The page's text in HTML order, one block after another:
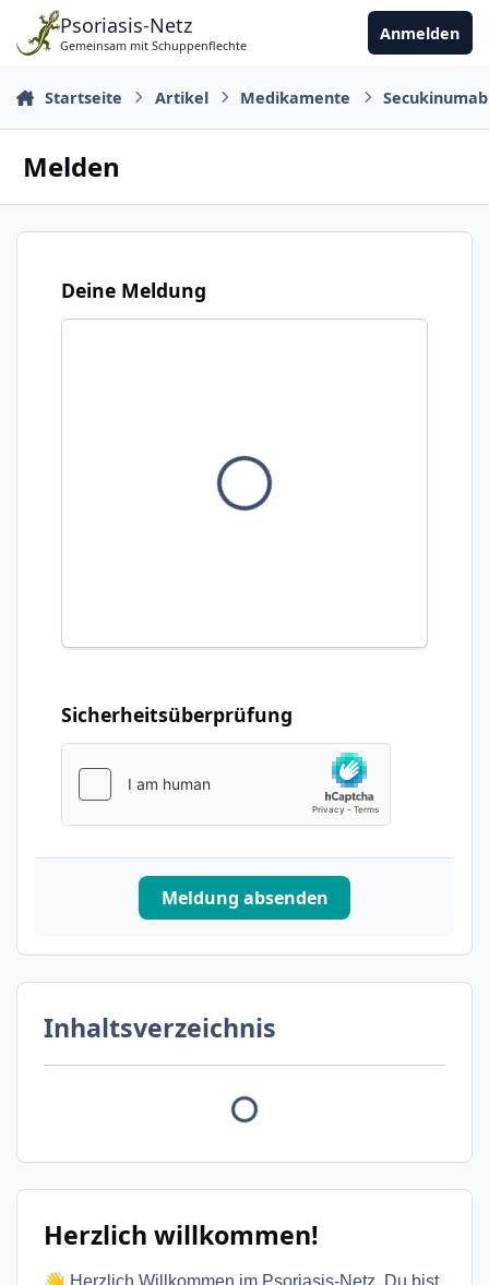
Zu Inhalt springen
Psoriasis-Netz
Gemeinsam mit Schuppenflechte
Anmelden
Startseite Artikel Medikamente
Melden
Deine Meldung
Sicherheitsüberprüfung
Meldung absenden
Inhaltsverzeichnis
Herzlich willkommen!
👋 Herzlich Willkommen im Psoriasis-Netz. Du bist